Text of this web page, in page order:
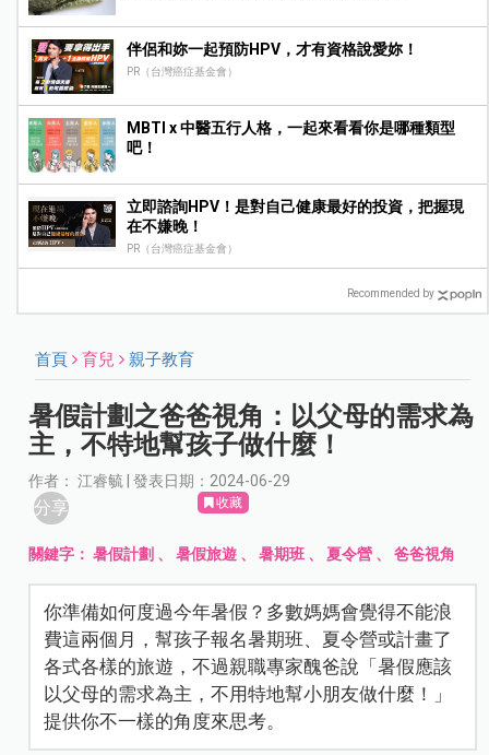
伴侶和妳一起預防HPV，才有資格說愛妳！
PR（台灣癌症基金會）
MBTI x 中醫五行人格，一起來看看你是哪種類型
吧！
立即諮詢HPV！是對自己健康最好的投資，把握現
在不嫌晚！
PR（台灣癌症基金會）
Recommended by
首頁 育兒 親子教育
暑假計劃之爸爸視角：以父母的需求為
主，不特地幫孩子做什麼！
作者： 江睿毓 | 發表日期：2024-06-29
分享 收藏
關鍵字：暑假計劃 、暑假旅遊 、暑期班 、夏令營 、爸爸視角
你準備如何度過今年暑假？多數媽媽會覺得不能浪
費這兩個月，幫孩子報名暑期班、夏令營或計畫了
各式各樣的旅遊，不過親職專家醜爸說「暑假應該
以父母的需求為主，不用特地幫小朋友做什麼！」
提供你不一樣的角度來思考。